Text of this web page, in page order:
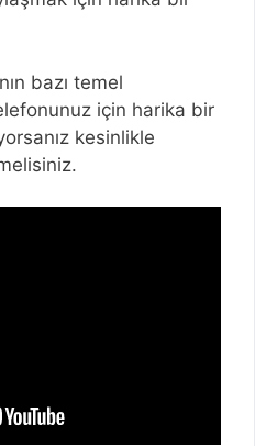
bazı temel
için harika bir
kesinlikle